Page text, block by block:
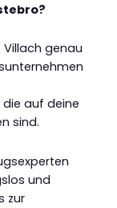
genau
auf deine
sind.
und
zur